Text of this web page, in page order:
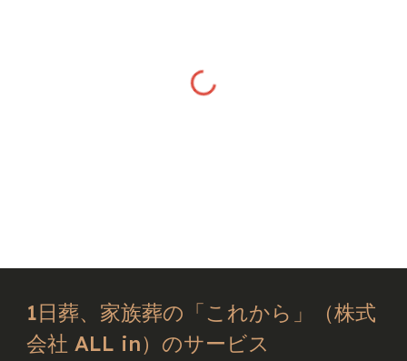
1日葬、家族葬の「これから」（株式
会社 ALL in）のサービス